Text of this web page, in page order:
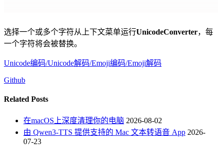
选择一个或多个字符从上下文菜单运行UnicodeConverter，每
一个字符将会被替换。
Unicode编码/Unicode解码/Emoji编码/Emoji解码
Github
Related Posts
在macOS上深度清理你的电脑 2026-08-02
由 Qwen3-TTS 提供支持的 Mac 文本转语音 App 2026-
07-23